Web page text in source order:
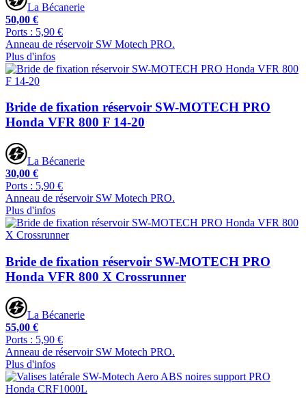
La Bécanerie
50,00 €
Ports : 5,90 €
Anneau de réservoir SW Motech PRO.
Plus d'infos
Bride de fixation réservoir SW-MOTECH PRO
Honda VFR 800 F 14-20
La Bécanerie
30,00 €
Ports : 5,90 €
Anneau de réservoir SW Motech PRO.
Plus d'infos
Bride de fixation réservoir SW-MOTECH PRO
Honda VFR 800 X Crossrunner
La Bécanerie
55,00 €
Ports : 5,90 €
Anneau de réservoir SW Motech PRO.
Plus d'infos